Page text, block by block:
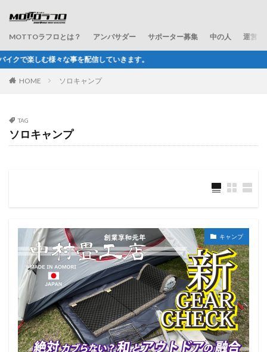
MOTTOラフロとは？ アンバサダー サポーター募集 中の人 運営会
ていきます。
HOME ソロキャンプ
TAG
ソロキャンプ
キャンプ